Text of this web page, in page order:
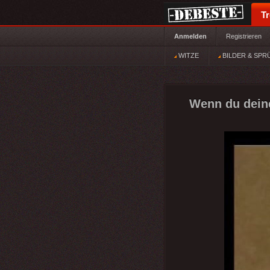
Anmelden Registrieren
WITZE BILDER &
Wenn du